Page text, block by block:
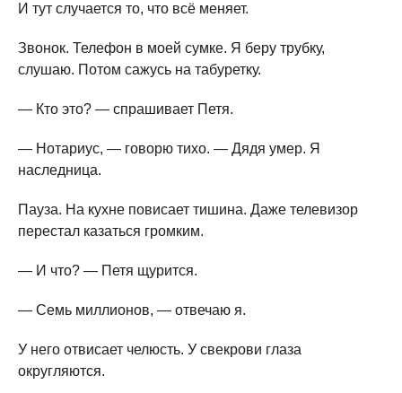
И тут случается то, что всё меняет.
Звонок. Телефон в моей сумке. Я беру трубку,
слушаю. Потом сажусь на табуретку.
— Кто это? — спрашивает Петя.
— Нотариус, — говорю тихо. — Дядя умер. Я
наследница.
Пауза. На кухне повисает тишина. Даже телевизор
перестал казаться громким.
— И что? — Петя щурится.
— Семь миллионов, — отвечаю я.
У него отвисает челюсть. У свекрови глаза
округляются.